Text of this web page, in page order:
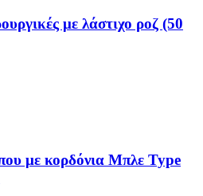
με λάστιχο ροζ (50
με κορδόνια Μπλε Type